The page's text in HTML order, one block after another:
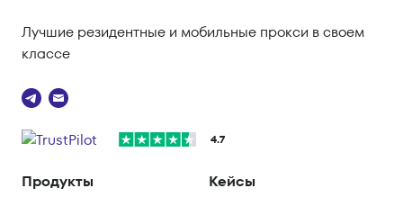
Лучшие резидентные и мобильные прокси в своем
классе
4.7
Продукты Кейсы